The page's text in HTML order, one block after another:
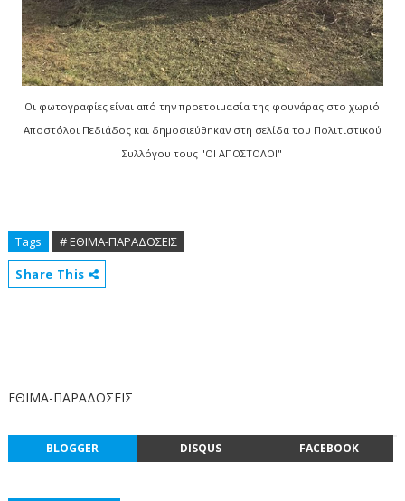
Οι φωτογραφίες είναι από την προετοιμασία της φουνάρας στο χωριό
Αποστόλοι Πεδιάδος και δημοσιεύθηκαν στη σελίδα του Πολιτιστικού
Συλλόγου τους "ΟΙ ΑΠΟΣΤΟΛΟΙ"
Tags
# ΕΘΙΜΑ-ΠΑΡΑΔΟΣΕΙΣ
Share This
ΕΘΙΜΑ-ΠΑΡΑΔΟΣΕΙΣ
BLOGGER DISQUS FACEBOOK